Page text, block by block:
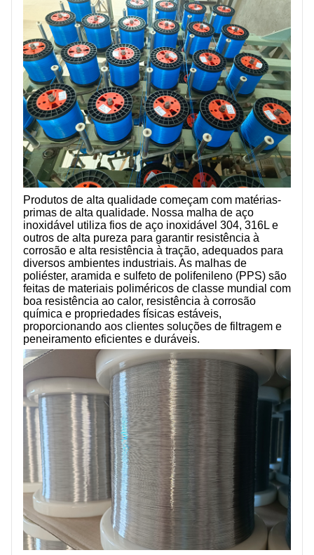
Produtos de alta qualidade começam com matérias-
primas de alta qualidade. Nossa malha de aço
inoxidável utiliza fios de aço inoxidável 304, 316L e
outros de alta pureza para garantir resistência à
corrosão e alta resistência à tração, adequados para
diversos ambientes industriais. As malhas de
poliéster, aramida e sulfeto de polifenileno (PPS) são
feitas de materiais poliméricos de classe mundial com
boa resistência ao calor, resistência à corrosão
química e propriedades físicas estáveis,
proporcionando aos clientes soluções de filtragem e
peneiramento eficientes e duráveis.